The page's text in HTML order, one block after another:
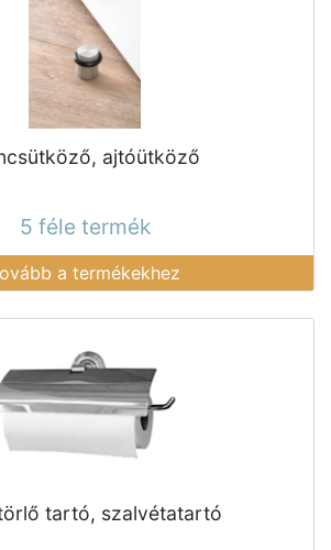
ajtóütköző
5 féle termék
a termékekhez
tartó, szalvétatartó